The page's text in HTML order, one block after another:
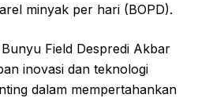
minyak per hari (BOPD).
Field Despredi Akbar
inovasi dan teknologi
dalam mempertahankan